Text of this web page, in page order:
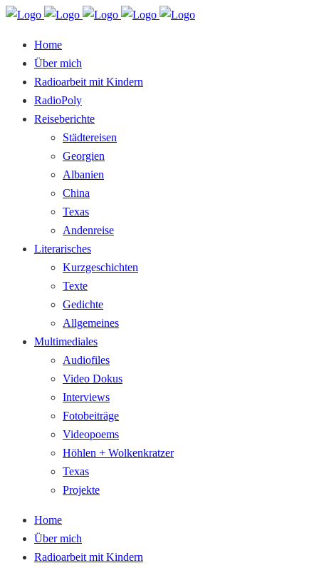
Home
Über mich
Radioarbeit mit Kindern
RadioPoly
Reiseberichte
Städtereisen
Georgien
Albanien
China
Texas
Andenreise
Literarisches
Kurzgeschichten
Texte
Gedichte
Allgemeines
Multimediales
Audiofiles
Video Dokus
Interviews
Fotobeiträge
Videopoems
Höhlen + Wolkenkratzer
Texas
Projekte
Home
Über mich
Radioarbeit mit Kindern